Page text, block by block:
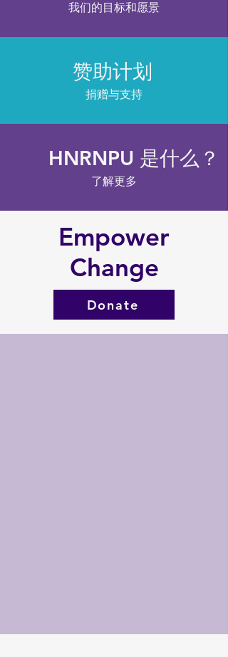
我们的目标和愿景
赞助计划
捐赠与支持
HNRNPU 是什么？
了解更多
Empower
Change
Donate